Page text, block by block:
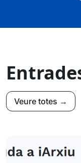
Veure totes →